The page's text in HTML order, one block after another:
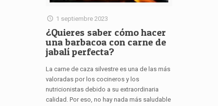
1 septiembre 2023
¿Quieres saber cómo hacer
una barbacoa con carne de
jabalí perfecta?
La carne de caza silvestre es una de las más
valoradas por los cocineros y los
nutricionistas debido a su extraordinaria
calidad. Por eso, no hay nada más saludable